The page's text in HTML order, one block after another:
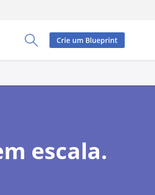
Toggle Search Panel
Crie um Blueprint
escala.